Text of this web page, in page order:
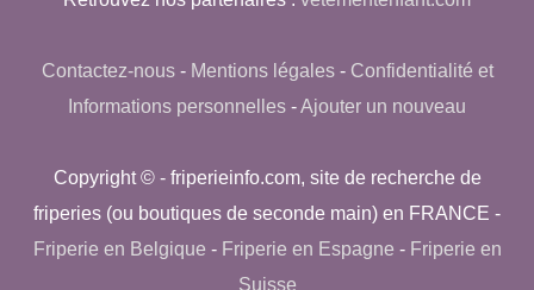
Contactez-nous- Mentions légales- Confidentialité et
Informations personnelles - Ajouter un nouveau
Copyright © - friperieinfo.com, site de recherche de
friperies (ou boutiques de seconde main) en FRANCE -
Friperie en Belgique - Friperie en Espagne - Friperie en
Suisse